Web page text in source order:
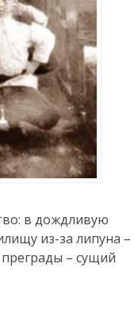
в дождливую
из-за липуна –
– сущий